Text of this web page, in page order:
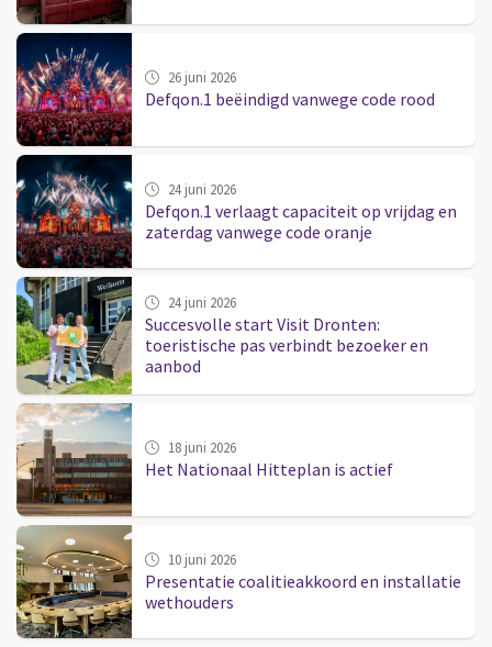
Defqon.1 beëindigd vanwege code rood
26 juni 2026
Defqon.1 verlaagt capaciteit op vrijdag en
zaterdag vanwege code oranje
24 juni 2026
Succesvolle start Visit Dronten:
toeristische pas verbindt bezoeker en
aanbod
24 juni 2026
Het Nationaal Hitteplan is actief
18 juni 2026
Presentatie coalitieakkoord en installatie
wethouders
10 juni 2026